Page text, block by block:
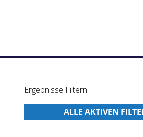
Ergebnisse Filtern